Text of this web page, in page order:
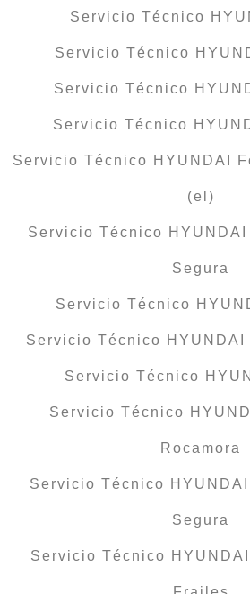
Servicio Técnico
Servicio Técnico
Servicio Técnico
Servicio Técnico
Servicio Técnico HYUNDAI
(el)
Servicio Técnico HYUNDAI
Segura
Servicio Técnico
Servicio Técnico HYUNDAI
Servicio Técnico
Servicio Técnico
Rocamora
Servicio Técnico HYUNDAI
Segura
Servicio Técnico